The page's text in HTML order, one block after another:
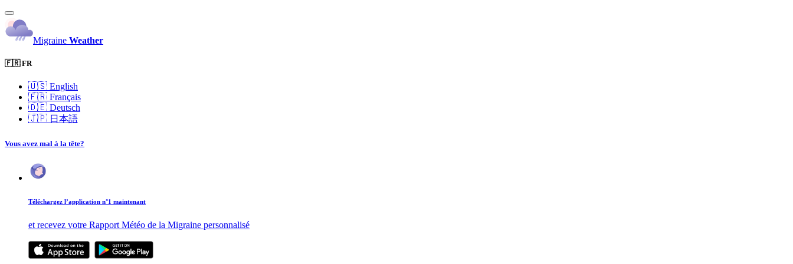
Migraine Weather
🇫🇷 FR
🇺🇸 English
🇫🇷 Français
🇩🇪 Deutsch
🇯🇵 日本語
Vous avez mal à la tête?
Téléchargez l’application n°1 maintenant
et recevez votre Rapport Météo de la Migraine personnalisé